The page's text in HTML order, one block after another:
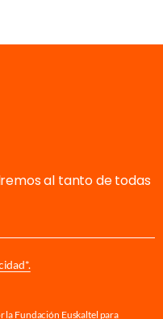
al tanto de todas
la Fundación Euskaltel para